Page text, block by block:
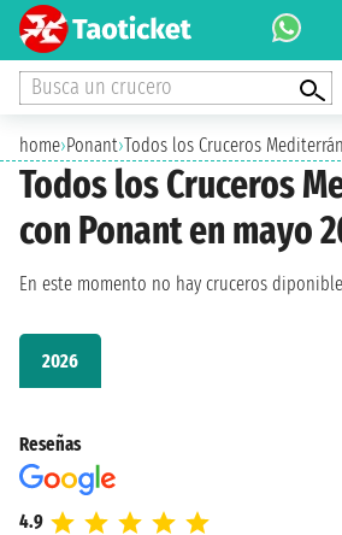
Busca un crucero
home›Ponant›Todos los Cruceros
Todos los Cruceros
con Ponant en mayo
2026
En este momento no hay cruceros
Reseñas
4.9